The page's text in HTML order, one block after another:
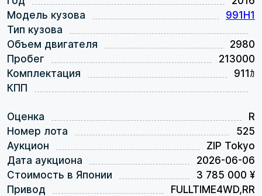
Модель кузова
991H1
Тип кузова
Объем двигателя
2980
Пробег
213000
Комплектация
911ｶ
КПП
Оценка
R
Номер лота
525
Аукцион
ZIP Tokyo
Дата аукциона
2026-06-06
Стоимость в Японии
3 785 000 ¥
Привод
FULLTIME4WD,RR